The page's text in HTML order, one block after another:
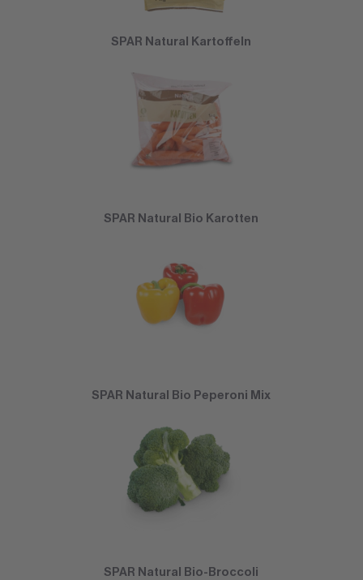
SPAR Natural Kartoffeln
SPAR Natural Bio Karotten
SPAR Natural Bio Peperoni Mix
SPAR Natural Bio-Broccoli